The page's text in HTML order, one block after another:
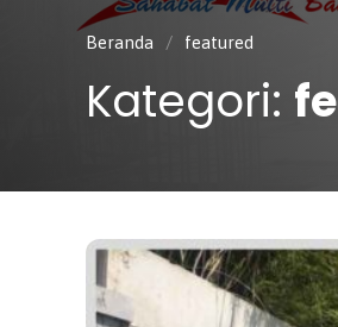
Beranda / featured
Kategori: